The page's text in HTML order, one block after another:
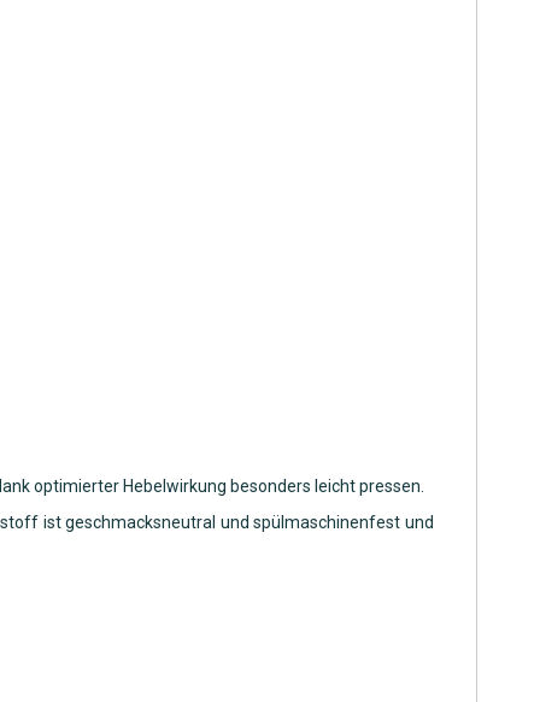
optimierter Hebelwirkung besonders leicht pressen.
ist geschmacksneutral und spülmaschinenfest und